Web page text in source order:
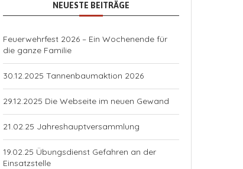
NEUESTE BEITRÄGE
Feuerwehrfest 2026 – Ein Wochenende für
die ganze Familie
30.12.2025 Tannenbaumaktion 2026
29.12.2025 Die Webseite im neuen Gewand
21.02.25 Jahreshauptversammlung
19.02.25 Übungsdienst Gefahren an der
Einsatzstelle